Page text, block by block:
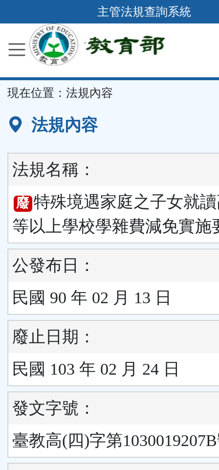
到
要
容
區
主管法規查詢系統
現在位置： 法規內容
法規內容
法規名稱：
廢 特殊境遇家庭之子女就
等以上學校學雜費減免實施
公發布日：
民國 90 年 02 月 13 日
廢止日期：
民國 103 年 02 月 24 日
發文字號：
臺教高(四)字第